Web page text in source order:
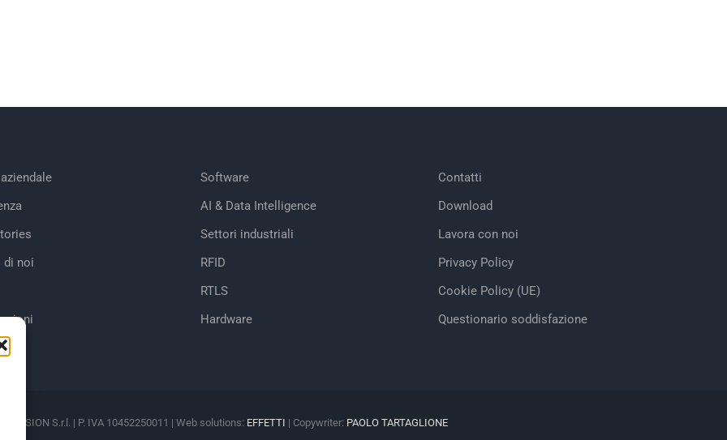
di noi
Software
AI & Data Intelligence
Settori industriali
RFID
RTLS
Hardware
Contatti
Download
Lavora con noi
Privacy Policy
Cookie Policy (UE)
Questionario soddisfazione
VISION S.r.l. | P. IVA 10452250011 | Web solutions: EFFETTI | Copywriter: PAOLO TARTAGLIONE